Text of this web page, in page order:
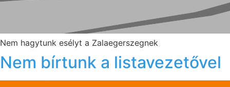
Nem hagytunk esélyt a Zalaegerszegnek
Nem bírtunk a listavezetővel